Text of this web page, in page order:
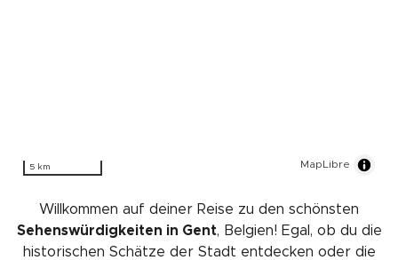
5 km MapLibre
Willkommen auf deiner Reise zu den schönsten
Sehenswürdigkeiten in Gent, Belgien! Egal, ob du die
historischen Schätze der Stadt entdecken oder die